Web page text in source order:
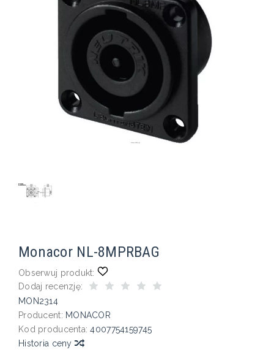
Monacor NL-8MPRBAG
Obserwuj produkt:
Dodaj recenzję:
MON2314
Producent: MONACOR
Kod producenta: 4007754159745
Historia ceny